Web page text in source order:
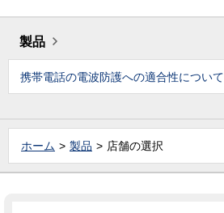
製品
携帯電話の電波防護への適合性について
ホーム 製品 店舗の選択